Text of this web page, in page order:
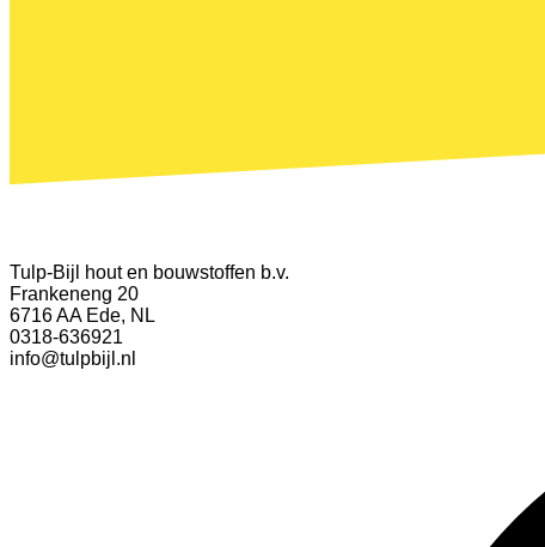
Tulp-Bijl hout en bouwstoffen b.v.
Frankeneng 20
6716 AA Ede, NL
0318-636921
info@tulpbijl.nl